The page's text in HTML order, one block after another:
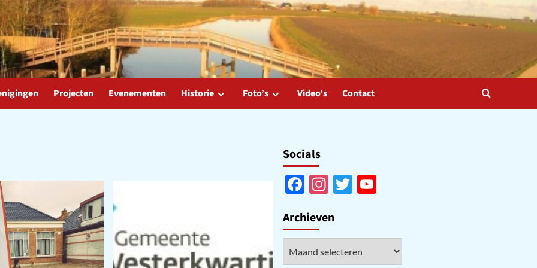
Projecten Evenementen Historie Foto’s Video’s Contact
Socials
Facebook
Instagram
Twitter
YouTube
Archieven